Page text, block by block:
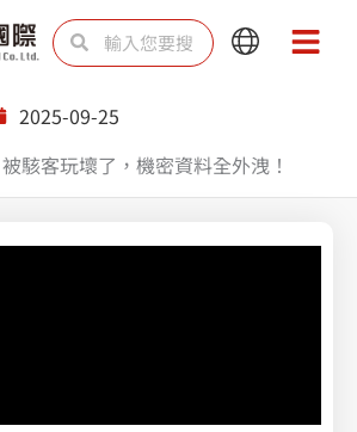
搜
尋 尋
Main
Main
2025-09-25
駭客玩壞了，機密資料全外洩！